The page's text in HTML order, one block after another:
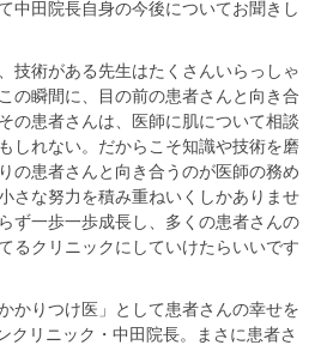
中田院長自身の今後についてお聞きし
技術がある先生はたくさんいらっしゃ
の瞬間に、目の前の患者さんと向き合
の患者さんは、医師に肌について相談
しれない。だからこそ知識や技術を磨
の患者さんと向き合うのが医師の務め
さな努力を積み重ねいくしかありませ
ず一歩一歩成長し、多くの患者さんの
るクリニックにしていけたらいいです
かりつけ医」として患者さんの幸せを
クリニック・中田院長。まさに患者さ